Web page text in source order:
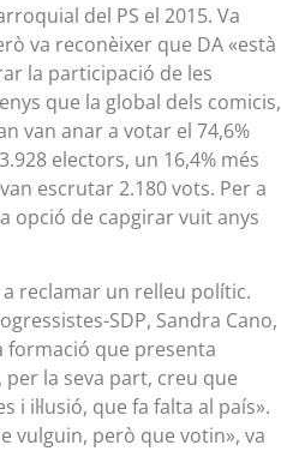
del PS el 2015. Va
va reconèixer que DA «està
la participació de les
que la global dels comicis,
van anar a votar el 74,6%
electors, un 16,4% més
escrutar 2.180 vots. Per a
opció de capgirar vuit anys
a reclamar un relleu polític.
SDP, Sandra Cano,
formació que presenta
la seva part, creu que
i il·lusió, que fa falta al país».
vulguin, però que votin», va